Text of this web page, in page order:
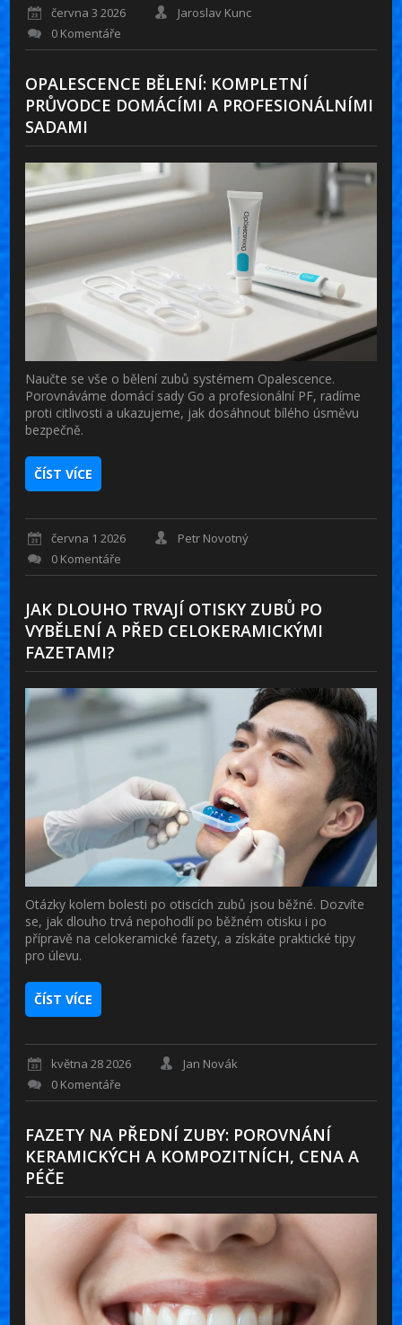
června 3 2026
Jaroslav Kunc
0 Komentáře
OPALESCENCE BĚLENÍ: KOMPLETNÍ
PRŮVODCE DOMÁCÍMI A PROFESIONÁLNÍMI
SADAMI
Naučte se vše o bělení zubů systémem Opalescence.
Porovnáváme domácí sady Go a profesionální PF, radíme
proti citlivosti a ukazujeme, jak dosáhnout bílého úsměvu
bezpečně.
ČÍST VÍCE
června 1 2026
Petr Novotný
0 Komentáře
JAK DLOUHO TRVAJÍ OTISKY ZUBŮ PO
VYBĚLENÍ A PŘED CELOKERAMICKÝMI
FAZETAMI?
Otázky kolem bolesti po otiscích zubů jsou běžné. Dozvíte
se, jak dlouho trvá nepohodlí po běžném otisku i po
přípravě na celokeramické fazety, a získáte praktické tipy
pro úlevu.
ČÍST VÍCE
května 28 2026
Jan Novák
0 Komentáře
FAZETY NA PŘEDNÍ ZUBY: POROVNÁNÍ
KERAMICKÝCH A KOMPOZITNÍCH, CENA A
PÉČE